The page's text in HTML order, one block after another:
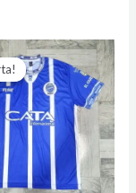
$31.000.
El
precio
actual
es:
$17.050.